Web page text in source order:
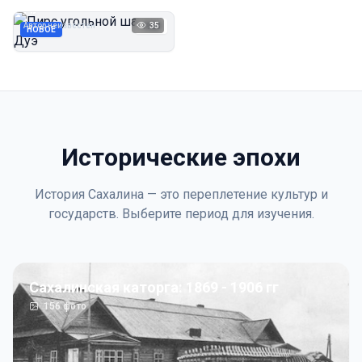
НОВОЕ 1923
Автор неизвестен 35
Исторические эпохи
История Сахалина — это переплетение культур и
государств. Выберите период для изучения.
Сахалинская каторга: 1869 - 1906 гг
156фото